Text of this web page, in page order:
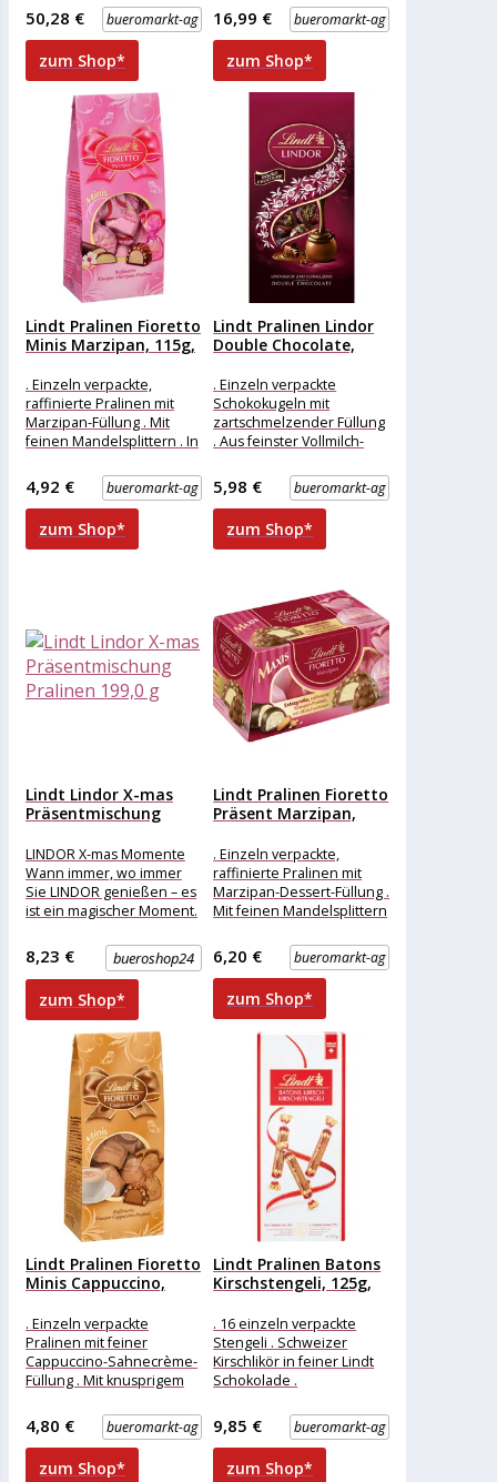
tolles Schokoladen-
Geschenk mit
Geschenkschleife
bueromarkt-ag
50,28 €
zum Shop*
zum Verschenken und
Teilen Merkmale:
bueromarkt-ag
16,99 €
zum Shop*
Lindt Pralinen Fioretto
Minis Marzipan, 115g,
. Einzeln verpackte,
raffinierte Pralinen mit
Marzipan-Füllung . Mit
feinen Mandelsplittern . In
Merkmale: Verpackung:
einzeln verpackt
Ausführung:
bueromarkt-ag
4,92 €
zum Shop*
Lindt Pralinen Lindor
Double Chocolate,
. Einzeln verpackte
Schokokugeln mit
zartschmelzender Füllung
. Aus feinster Vollmilch-
Schokocreme Merkmale:
Verpackung: einzeln
verpackt Eigenschaft: ohne
bueromarkt-ag
5,98 €
zum Shop*
Lindt Lindor X-mas
Präsentmischung
LINDOR X-mas Momente
Wann immer, wo immer
Sie LINDOR genießen – es
ist ein magischer Moment.
Schokoladenhüllebueroshop24
8,23 €
zum Shop*
Lindt Pralinen Fioretto
Präsent Marzipan,
. Einzeln verpackte,
raffinierte Pralinen mit
Marzipan-Dessert-Füllung .
Mit feinen Mandelsplittern
Schokolade Merkmale:
Verpackung: einzeln
verpackt Ausführung:
bueromarkt-ag
6,20 €
zum Shop*
Lindt Pralinen Fioretto
Minis Cappuccino,
. Einzeln verpackte
Pralinen mit feiner
Cappuccino-Sahnecrème-
Füllung . Mit knusprigem
Vollmilch-Schokolade
Merkmale: Verpackung:
einzeln verpackt
bueromarkt-ag
4,80 €
zum Shop*
Lindt Pralinen Batons
Kirschstengeli, 125g,
. 16 einzeln verpackte
Stengeli . Schweizer
Kirschlikör in feiner Lindt
Schokolade .
flüssiger
Spirituosenfüllung
Merkmale: Verpackung:
einzeln
bueromarkt-ag
9,85 €
zum Shop*